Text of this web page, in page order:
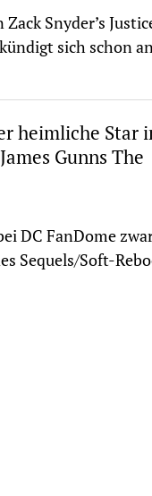
Snyder’s
sich schon
heimliche Star
Gunns The
DC FanDome
Sequels/Soft-